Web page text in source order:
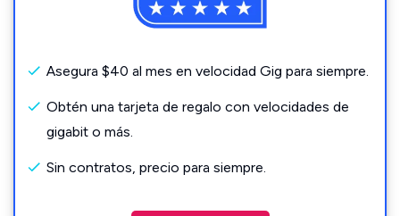
Asegura $40 al mes en velocidad Gig para siempre.
Obtén una tarjeta de regalo con velocidades de
gigabit o más.
Sin contratos, precio para siempre.